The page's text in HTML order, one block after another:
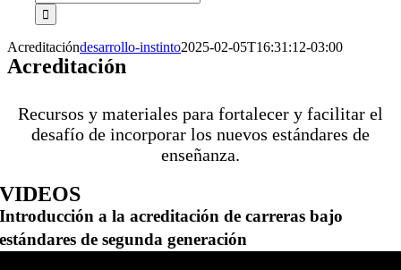
Acreditacióndesarrollo-instinto2025-02-05T16:31:12-03:00
Acreditación
Recursos y materiales para fortalecer y facilitar el
desafío de incorporar los nuevos estándares de
enseñanza.
VIDEOS
Introducción a la acreditación de carreras bajo
estándares de segunda generación